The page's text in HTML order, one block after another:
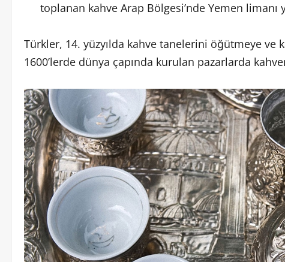
toplanan kahve Arap Bölgesi’nde Yemen limanı
Türkler, 14. yüzyılda kahve tanelerini öğütmeye ve
1600’lerde dünya çapında kurulan pazarlarda